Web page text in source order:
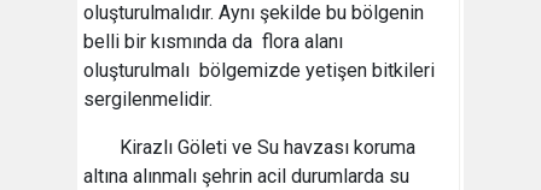
oluşturulmalıdır. Aynı şekilde bu bölgenin
belli bir kısmında da flora alanı
oluşturulmalı bölgemizde yetişen bitkileri
sergilenmelidir.
Kirazlı Göleti ve Su havzası koruma
altına alınmalı şehrin acil durumlarda su